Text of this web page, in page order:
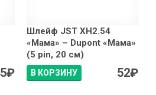
₽
Шлейф JST XH2.54
«Мама» – Dupont «Мама»
(5 pin, 20 см)
В КОРЗИНУ 52₽